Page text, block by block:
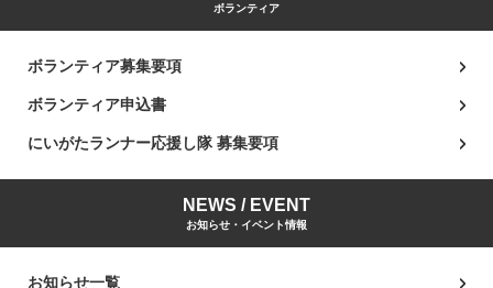
ボランティア
ボランティア募集要項
ボランティア申込書
にいがたランナー応援し隊 募集要項
NEWS / EVENT
お知らせ・イベント情報
お知らせ一覧